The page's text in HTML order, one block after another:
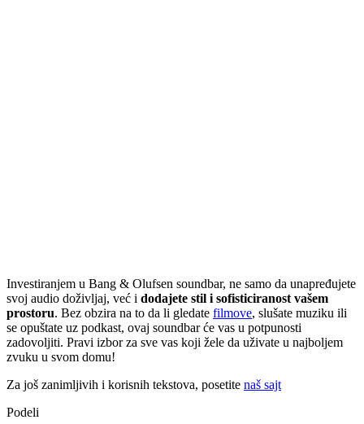
Investiranjem u Bang & Olufsen soundbar, ne samo da unapređujete
svoj audio doživljaj, već i dodajete stil i sofisticiranost vašem
prostoru. Bez obzira na to da li gledate filmove, slušate muziku ili
se opuštate uz podkast, ovaj soundbar će vas u potpunosti
zadovoljiti. Pravi izbor za sve vas koji žele da uživate u najboljem
zvuku u svom domu!
Za još zanimljivih i korisnih tekstova, posetite naš sajt
Podeli